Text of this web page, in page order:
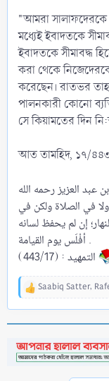
"আমরা সালাফদেরকে
মধ্যেই ইবাদতকে
ইবাদতকে সীমাবদ্ধ
করা থেকে
করেছেন। রাতভর
পালনকারী কোনো
সে কিয়ামতের দিন
আত তামহিদ, ১৭/
في الصلاة ولكن في
إن لم يحفظ لسانه
أفْلَس يوم القيامة .
التمهيد : (443/17)
R
t
i
Saabiq Satter,